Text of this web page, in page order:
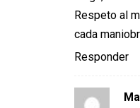
Respeto al
cada
Responder